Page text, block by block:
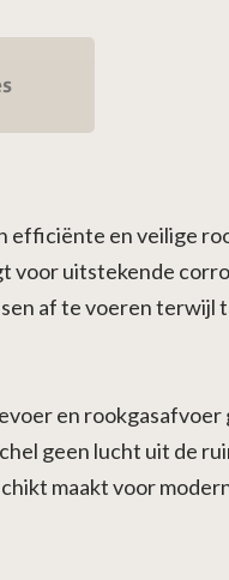
en veilige
voor uitstekende
af te voeren
en
geen lucht uit de
maakt voor